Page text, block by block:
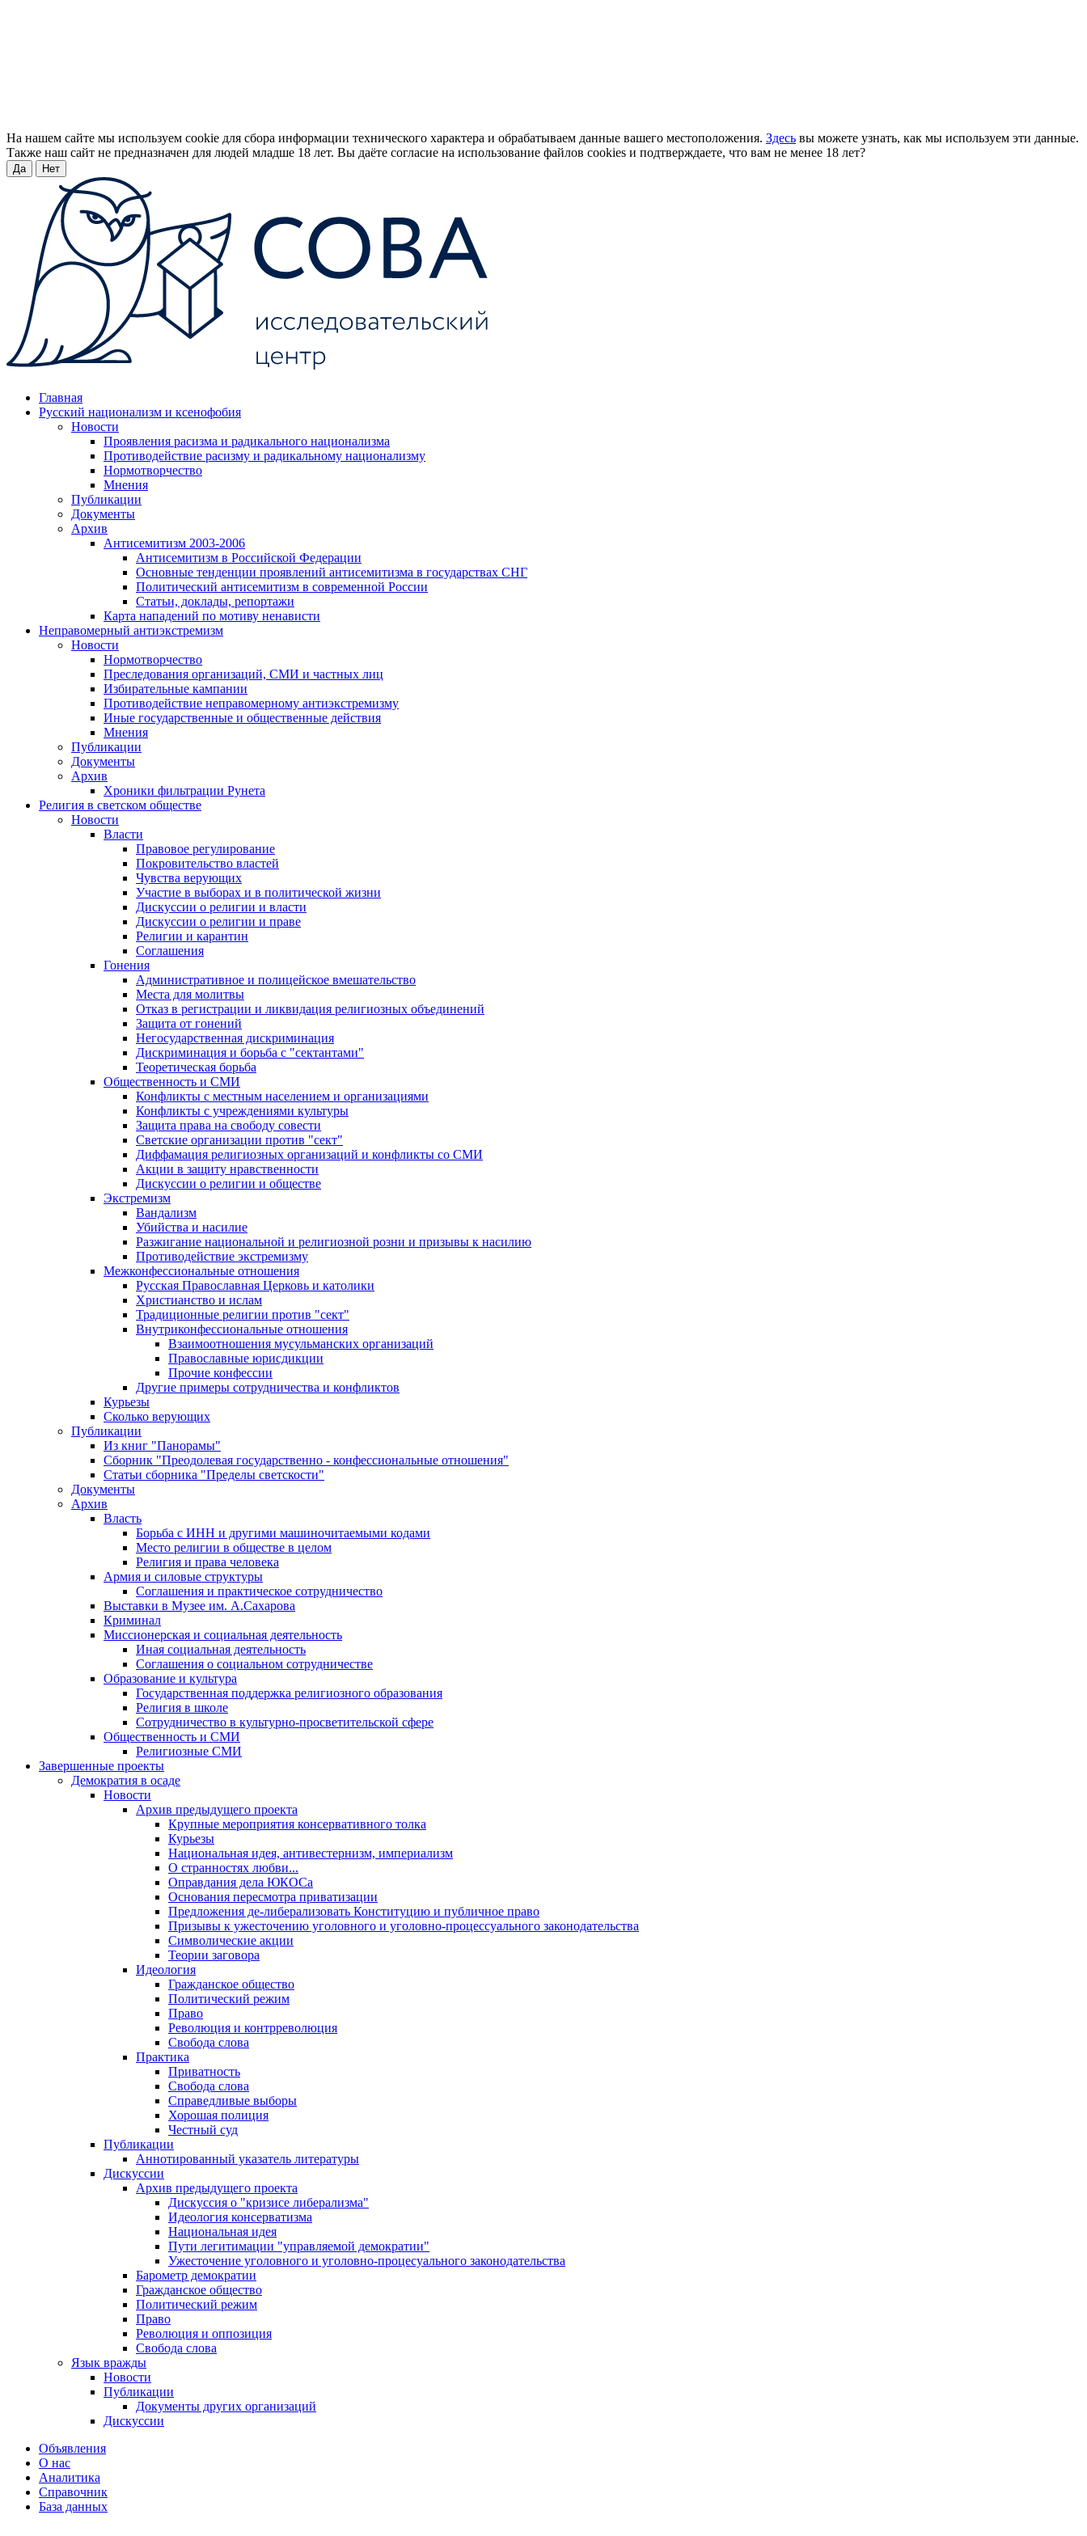
На нашем сайте мы используем cookie для сбора информации технического характера и обрабатываем данные вашего местоположения. Здесь вы можете узнать, как мы используем эти данные.
Также наш сайт не предназначен для людей младше 18 лет. Вы даёте согласие на использование файлов cookies и подтверждаете, что вам не менее 18 лет?
Да Нет
Главная
Русский национализм и ксенофобия
Новости
Проявления расизма и радикального национализма
Противодействие расизму и радикальному национализму
Нормотворчество
Мнения
Публикации
Документы
Архив
Антисемитизм 2003-2006
Антисемитизм в Российской Федерации
Основные тенденции проявлений антисемитизма в государствах СНГ
Политический антисемитизм в современной России
Статьи, доклады, репортажи
Карта нападений по мотиву ненависти
Неправомерный антиэкстремизм
Новости
Нормотворчество
Преследования организаций, СМИ и частных лиц
Избирательные кампании
Противодействие неправомерному антиэкстремизму
Иные государственные и общественные действия
Мнения
Публикации
Документы
Архив
Хроники фильтрации Рунета
Религия в светском обществе
Новости
Власти
Правовое регулирование
Покровительство властей
Чувства верующих
Участие в выборах и в политической жизни
Дискуссии о религии и власти
Дискуссии о религии и праве
Религии и карантин
Соглашения
Гонения
Административное и полицейское вмешательство
Места для молитвы
Отказ в регистрации и ликвидация религиозных объединений
Защита от гонений
Негосударственная дискриминация
Дискриминация и борьба с "сектантами"
Теоретическая борьба
Общественность и СМИ
Конфликты с местным населением и организациями
Конфликты с учреждениями культуры
Защита права на свободу совести
Светские организации против "сект"
Диффамация религиозных организаций и конфликты со СМИ
Акции в защиту нравственности
Дискуссии о религии и обществе
Экстремизм
Вандализм
Убийства и насилие
Разжигание национальной и религиозной розни и призывы к насилию
Противодействие экстремизму
Межконфессиональные отношения
Русская Православная Церковь и католики
Христианство и ислам
Традиционные религии против "сект"
Внутриконфессиональные отношения
Взаимоотношения мусульманских организаций
Православные юрисдикции
Прочие конфессии
Другие примеры сотрудничества и конфликтов
Курьезы
Сколько верующих
Публикации
Из книг "Панорамы"
Сборник "Преодолевая государственно - конфессиональные отношения"
Статьи сборника "Пределы светскости"
Документы
Архив
Власть
Борьба с ИНН и другими машиночитаемыми кодами
Место религии в обществе в целом
Религия и права человека
Армия и силовые структуры
Соглашения и практическое сотрудничество
Выставки в Музее им. А.Сахарова
Криминал
Миссионерская и социальная деятельность
Иная социальная деятельность
Соглашения о социальном сотрудничестве
Образование и культура
Государственная поддержка религиозного образования
Религия в школе
Сотрудничество в культурно-просветительской сфере
Общественность и СМИ
Религиозные СМИ
Завершенные проекты
Демократия в осаде
Новости
Архив предыдущего проекта
Крупные мероприятия консервативного толка
Курьезы
Национальная идея, антивестернизм, империализм
О странностях любви...
Оправдания дела ЮКОСа
Основания пересмотра приватизации
Предложения де-либерализовать Конституцию и публичное право
Призывы к ужесточению уголовного и уголовно-процессуального законодательства
Символические акции
Теории заговора
Идеология
Гражданское общество
Политический режим
Право
Революция и контрреволюция
Свобода слова
Практика
Приватность
Свобода слова
Справедливые выборы
Хорошая полиция
Честный суд
Публикации
Аннотированный указатель литературы
Дискуссии
Архив предыдущего проекта
Дискуссия о "кризисе либерализма"
Идеология консерватизма
Национальная идея
Пути легитимации "управляемой демократии"
Ужесточение уголовного и уголовно-процесуального законодательства
Барометр демократии
Гражданское общество
Политический режим
Право
Революция и оппозиция
Свобода слова
Язык вражды
Новости
Публикации
Документы других организаций
Дискуссии
Объявления
О нас
Аналитика
Справочник
База данных